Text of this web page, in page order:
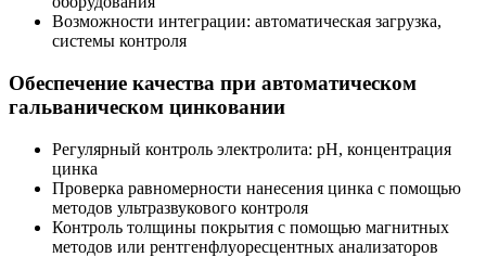
Возможности интеграции: автоматическая загрузка,
системы контроля
Обеспечение качества при автоматическом
гальваническом цинковании
Регулярный контроль электролита: pH, концентрация
цинка
Проверка равномерности нанесения цинка с помощью
методов ультразвукового контроля
Контроль толщины покрытия с помощью магнитных
методов или рентгенфлуоресцентных анализаторов